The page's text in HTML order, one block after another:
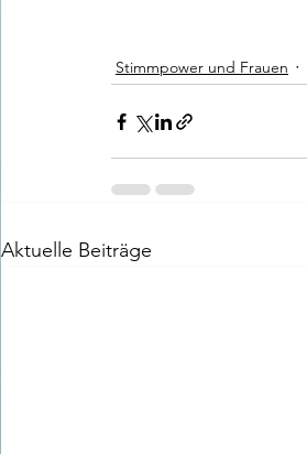
Stimmpower und Frauen
Aktuelle Beiträge